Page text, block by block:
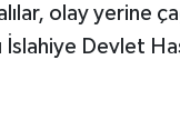
olay yerine
İslahiye Devlet